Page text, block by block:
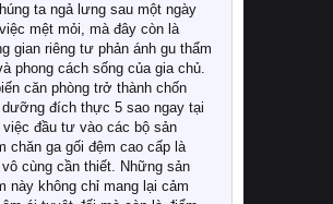
ta ngả lưng sau một ngày
mệt mỏi, mà đây còn là
gian riêng tư phản ánh gu thẩm
phong cách sống của gia chủ.
căn phòng trở thành chốn
dưỡng đích thực 5 sao ngay tại
việc đầu tư vào các bộ sản
chăn ga gối đệm cao cấp là
cùng cần thiết. Những sản
này không chỉ mang lại cảm